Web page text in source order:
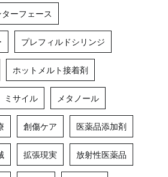
ーフェース
プレフィルドシリンジ
ホットメルト接着剤
ミサイル メタノール
創傷ケア 医薬品添加剤
拡張現実 放射性医薬品